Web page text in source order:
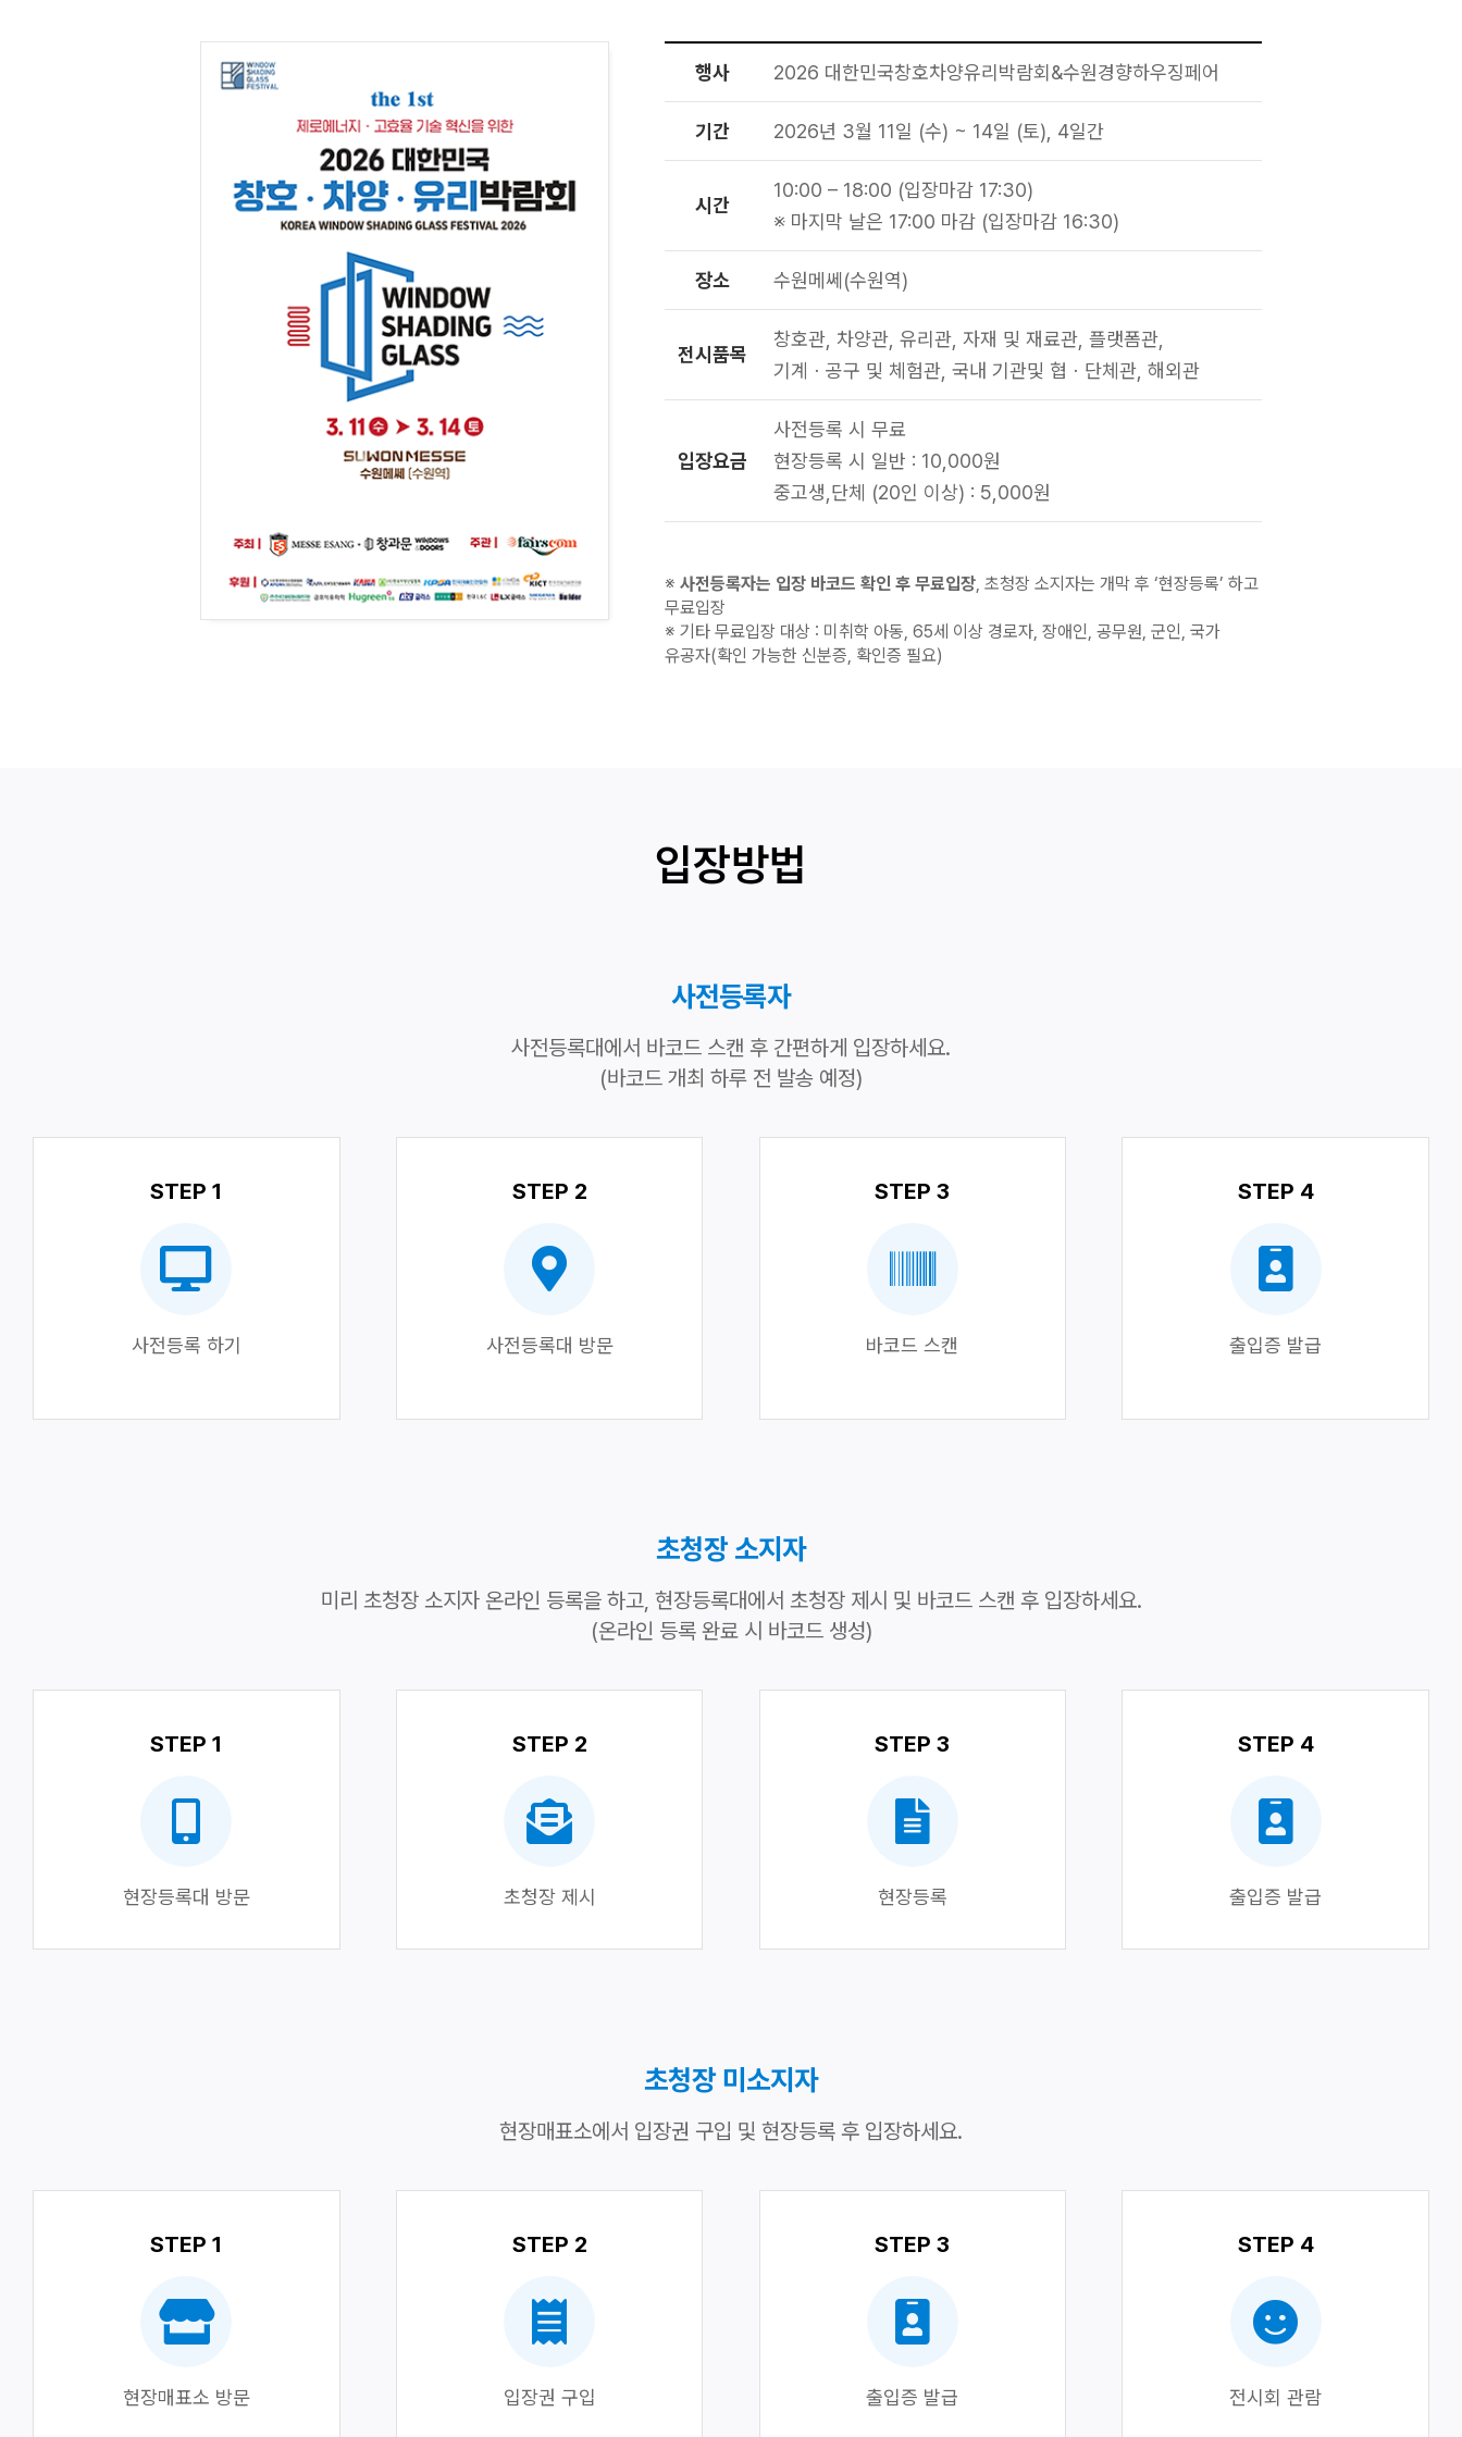
행사 2026 대한민국창호차양유리박람회&수원경향하우징페어
기간 2026년 3월 11일 (수) ~ 14일 (토), 4일간
시간
10:00 – 18:00 (입장마감 17:30)
※ 마지막 날은 17:00 마감 (입장마감 16:30)
장소 수원메쎄(수원역)
전시품목
창호관, 차양관, 유리관, 자재 및 재료관, 플랫폼관,
기계ㆍ공구 및 체험관, 국내 기관및 협ㆍ단체관, 해외관
입장요금
사전등록 시 무료
현장등록 시 일반 : 10,000원
중고생,단체 (20인 이상) : 5,000원
※ 사전등록자는 입장 바코드 확인 후 무료입장, 초청장 소지자는 개막 후 ‘현장등록’ 하고
무료입장
※ 기타 무료입장 대상 : 미취학 아동, 65세 이상 경로자, 장애인, 공무원, 군인, 국가
유공자(확인 가능한 신분증, 확인증 필요)
입장방법
사전등록자
사전등록대에서 바코드 스캔 후 간편하게 입장하세요.
(바코드 개최 하루 전 발송 예정)
STEP 1
사전등록 하기
STEP 2
사전등록대 방문
STEP 3
바코드 스캔
STEP 4
출입증 발급
초청장 소지자
미리 초청장 소지자 온라인 등록을 하고, 현장등록대에서 초청장 제시 및 바코드 스캔 후 입장하세요.
(온라인 등록 완료 시 바코드 생성)
STEP 1
현장등록대 방문
STEP 2
초청장 제시
STEP 3
현장등록
STEP 4
출입증 발급
초청장 미소지자
현장매표소에서 입장권 구입 및 현장등록 후 입장하세요.
STEP 1
현장매표소 방문
STEP 2
입장권 구입
STEP 3
출입증 발급
STEP 4
전시회 관람